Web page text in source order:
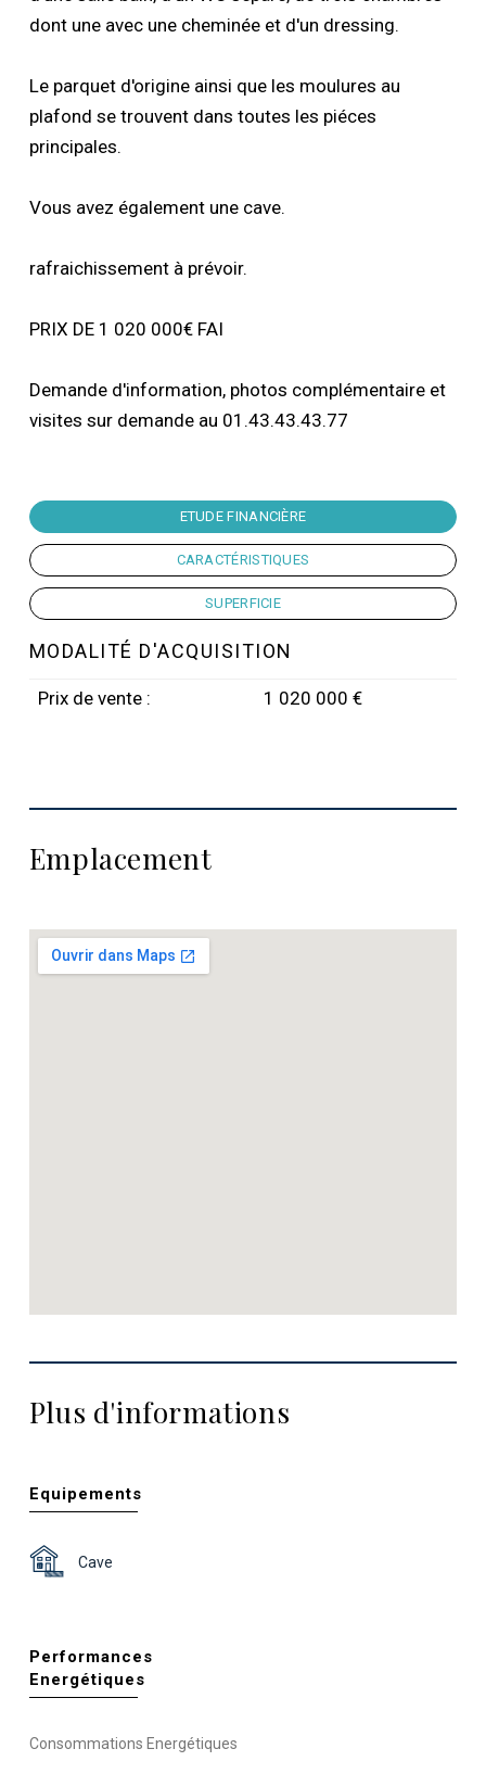
dont une avec une cheminée et d'un dressing.
Le parquet d'origine ainsi que les moulures au
plafond se trouvent dans toutes les piéces
principales.
Vous avez également une cave.
rafraichissement à prévoir.
PRIX DE 1 020 000€ FAI
Demande d'information, photos complémentaire et
visites sur demande au 01.43.43.43.77
ETUDE FINANCIÈRE
CARACTÉRISTIQUES
SUPERFICIE
MODALITÉ D'ACQUISITION
Prix de vente : 1 020 000 €
Emplacement
Plus d'informations
Equipements
Cave
Performances
Energétiques
Consommations Energétiques